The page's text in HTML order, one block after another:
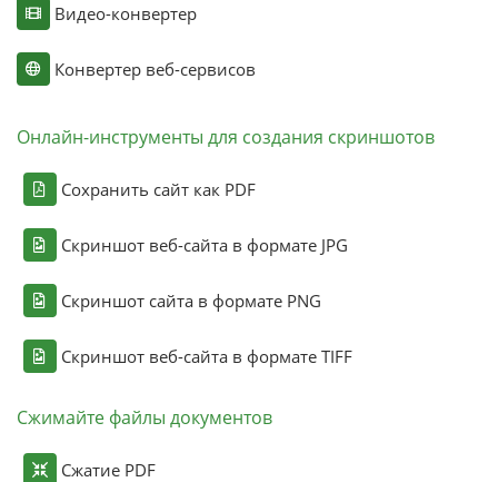
Видео-конвертер
Конвертер веб-сервисов
Онлайн-инструменты для создания скриншотов
Сохранить сайт как PDF
Скриншот веб-сайта в формате JPG
Скриншот сайта в формате PNG
Скриншот веб-сайта в формате TIFF
Сжимайте файлы документов
Сжатие PDF